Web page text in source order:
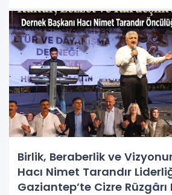
Birlik, Beraberlik ve
Hacı Nimet Tarandır
Gaziantep’te Cizre Rüzgârı